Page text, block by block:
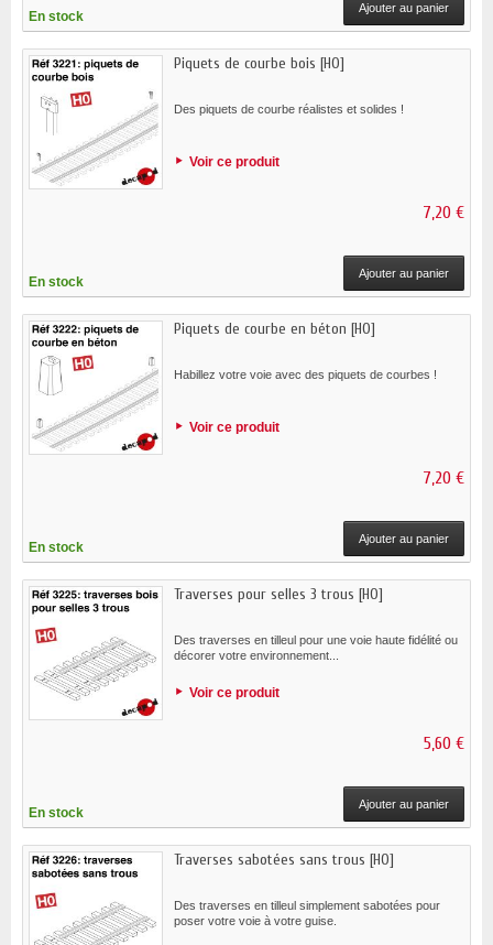
En stock
Ajouter au panier
Piquets de courbe bois [HO]
Des piquets de courbe réalistes et solides !
Voir ce produit
7,20 €
En stock
Ajouter au panier
Piquets de courbe en béton [HO]
Habillez votre voie avec des piquets de courbes !
Voir ce produit
7,20 €
En stock
Ajouter au panier
Traverses pour selles 3 trous [HO]
Des traverses en tilleul pour une voie haute fidélité ou
décorer votre environnement...
Voir ce produit
5,60 €
En stock
Ajouter au panier
Traverses sabotées sans trous [HO]
Des traverses en tilleul simplement sabotées pour
poser votre voie à votre guise.